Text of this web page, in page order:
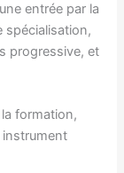
entrée par la
spécialisation,
progressive, et
formation,